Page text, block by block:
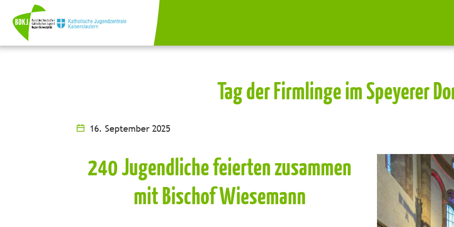
Tag der Firmlinge im Speyerer
16. September 2025
240 Jugendliche feierten zusammen
mit Bischof Wiesemann